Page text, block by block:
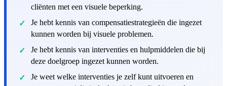
cliënten met een visuele beperking.
Je hebt kennis van compensatiestrategieën die ingezet
kunnen worden bij visuele problemen.
Je hebt kennis van interventies en hulpmiddelen die bij
deze doelgroep ingezet kunnen worden.
Je weet welke interventies je zelf kunt uitvoeren en